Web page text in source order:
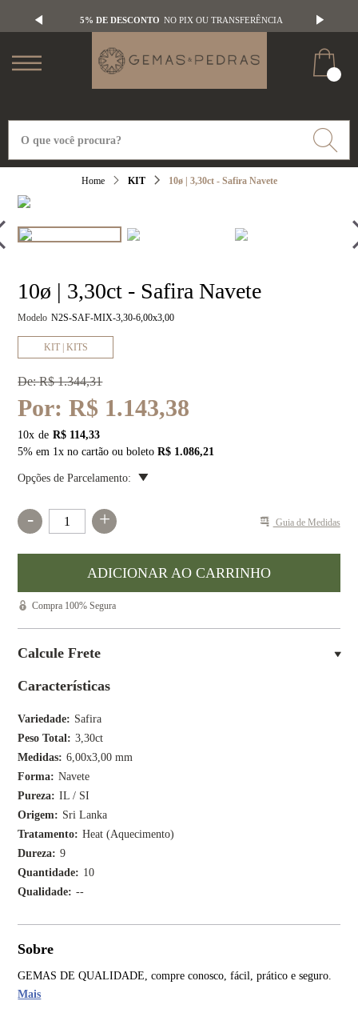
5% DE DESCONTO NO PIX OU TRANSFERÊNCIA
KIT 10ø | 3,30ct - Safira Navete
Características
Variedade
Safira
Peso Total
3,30ct
Medidas
6,00x3,00 mm
Forma
Navete
Pureza
IL / SI
Origem
Sri Lanka
Tratamento
Heat (Aquecimento)
Dureza
9
Quantidade
10
Qualidade
--
Sobre
GEMAS DE QUALIDADE, compre conosco, fácil, prático e seguro.
Mais
10ø | 3,30ct - Safira Navete
Modelo N2S-SAF-MIX-3,30-6,00x3,00
KIT | KITS
De:R$ 1.344,31
Por:R$ 1.143,38
10x
R$ 114,33
5% em 1x no cartão ou boletoR$ 1.086,21
Opções de Parcelamento:
- + Guia de Medidas
Compra 100% Segura
Calcule Frete